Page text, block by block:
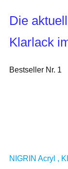
Die
Klarlack
Bestseller Nr. 1
NIGRIN Acryl ,